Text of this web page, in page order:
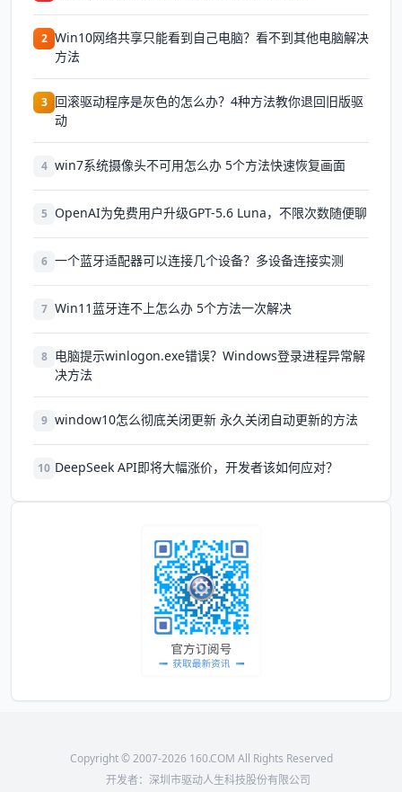
2 Win10网络共享只能看到自己电脑？看不到其他电脑解决
方法
3 回滚驱动程序是灰色的怎么办？4种方法教你退回旧版驱
动
4 win7系统摄像头不可用怎么办 5个方法快速恢复画面
5 OpenAI为免费用户升级GPT-5.6 Luna，不限次数随便聊
6 一个蓝牙适配器可以连接几个设备？多设备连接实测
7 Win11蓝牙连不上怎么办 5个方法一次解决
8 电脑提示winlogon.exe错误？Windows登录进程异常解
决方法
9 window10怎么彻底关闭更新 永久关闭自动更新的方法
10 DeepSeek API即将大幅涨价，开发者该如何应对？
Copyright © 2007-2026 160.COM All Rights Reserved
开发者：深圳市驱动人生科技股份有限公司